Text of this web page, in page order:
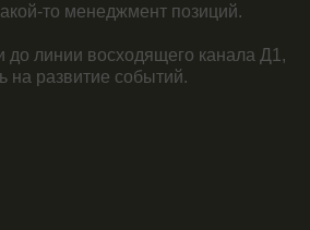
то менеджмент позиций.
до линии восходящего канала Д1,
на развитие событий.